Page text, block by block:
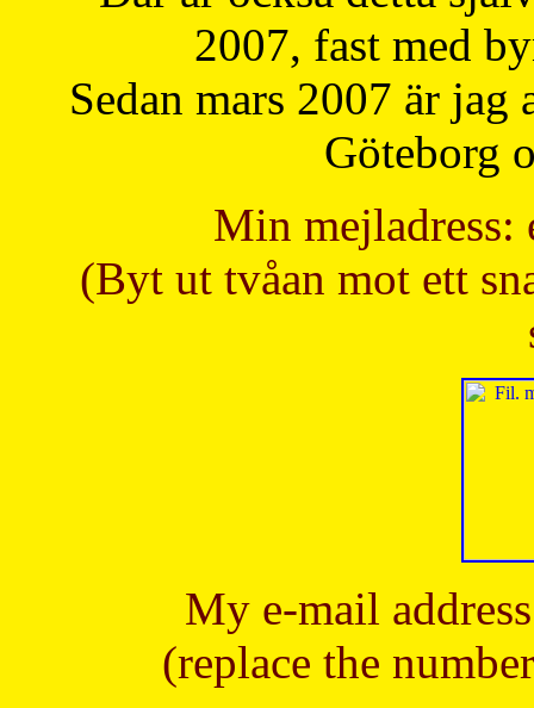
2007, fast med
Sedan mars 2007 är
Göteborg
Min mejladress:
(Byt ut tvåan mot ett
My e-mail
(replace the